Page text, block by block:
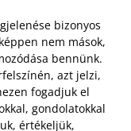
bizonyos
nem mások,
bennünk.
azt jelzi,
fogadjuk el
gondolatokkal
értékeljük,